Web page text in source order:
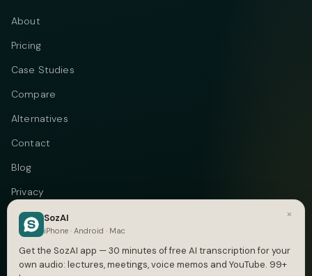
About
Pricing
Case Studies
Compare
Alternatives
Contact
Blog
Privacy
Terms
DMCA
×
SozAI
iPhone · Android · Mac
Get the SozAI app — 30 minutes of free AI transcription for your
own audio: lectures, meetings, voice memos and YouTube. 99+